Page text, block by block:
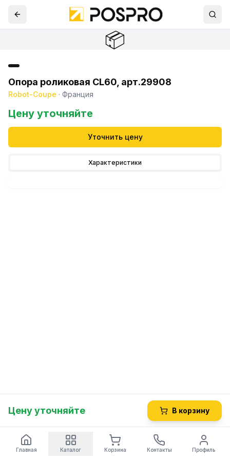
📦
Опора роликовая CL60, арт.29908
Robot-Coupe · Франция
Цену уточняйте
Уточнить цену
Характеристики
Цену уточняйте В корзину
Главная Каталог Корзина Контакты Профиль